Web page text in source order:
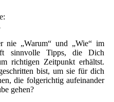
nie „Warum“ und „Wie“ im
sinnvolle Tipps, die Dich
richtigen Zeitpunkt erhältst.
bist, um sie für dich
die folgerichtig aufeinander
gehen?